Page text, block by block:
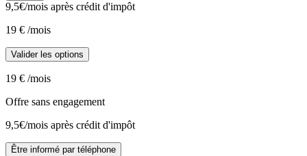
9,5€/mois après crédit d'impôt
19 € /mois
Valider les options
19 € /mois
Offre sans engagement
9,5€/mois après crédit d'impôt
Être informé par téléphone